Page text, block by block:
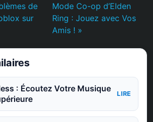
de
sur
Mode Co-op d’Elden
Ring : Jouez avec Vos
Amis ! »
: Écoutez Votre Musique
LIRE